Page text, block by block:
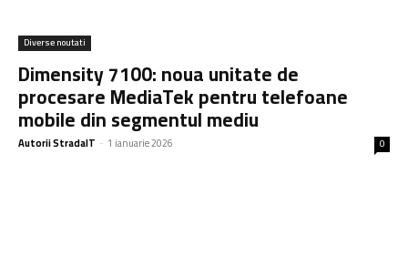
Diverse noutati
Dimensity 7100: noua unitate de
procesare MediaTek pentru telefoane
mobile din segmentul mediu
Autorii StradaIT - 1 ianuarie 2026 0